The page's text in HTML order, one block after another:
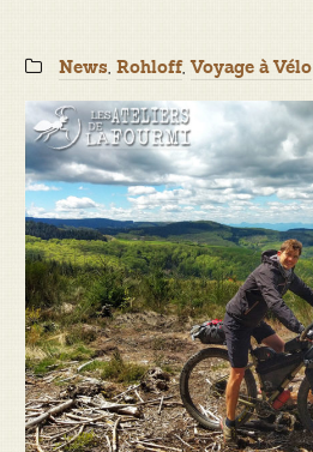
Categories:
News, Rohloff,Voyage à Vélo